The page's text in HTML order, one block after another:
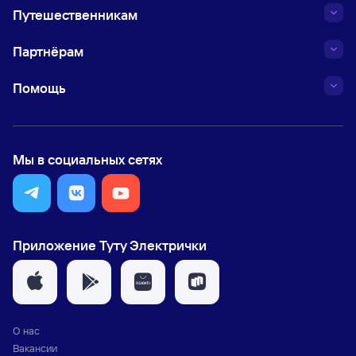
Путешественникам
Партнёрам
Помощь
Мы в социальных сетях
Приложение Туту Электрички
О нас
Вакансии